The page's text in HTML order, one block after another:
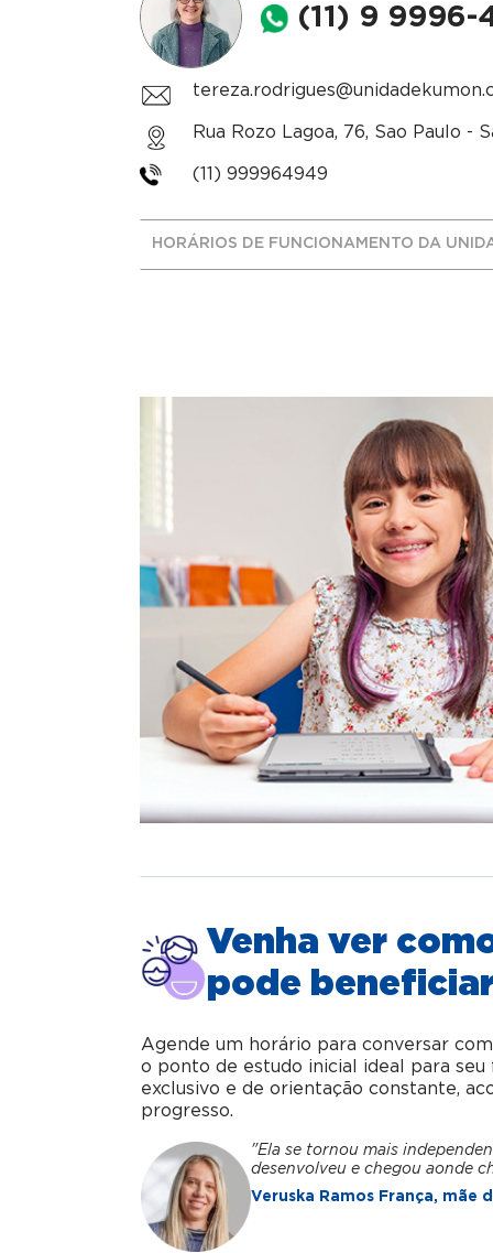
(11) 9 9996-
Rua Rozo Lagoa, 76, Sao Paulo -
(11) 999964949
HORÁRIOS DE FUNCIONAMENTO DA
Venha ver
pode
Agende um horário para conversar
o ponto de estudo inicial ideal para
exclusivo e de orientação constante,
progresso.
"Ela se tornou mais
desenvolveu e chegou aonde
Veruska Ramos França, mãe